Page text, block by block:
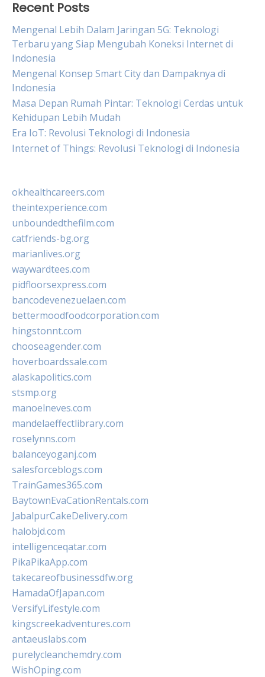
Recent Posts
Mengenal Lebih Dalam Jaringan 5G: Teknologi
Terbaru yang Siap Mengubah Koneksi Internet di
Indonesia
Mengenal Konsep Smart City dan Dampaknya di
Indonesia
Masa Depan Rumah Pintar: Teknologi Cerdas untuk
Kehidupan Lebih Mudah
Era IoT: Revolusi Teknologi di Indonesia
Internet of Things: Revolusi Teknologi di Indonesia
okhealthcareers.com
theintexperience.com
unboundedthefilm.com
catfriends-bg.org
marianlives.org
waywardtees.com
pidfloorsexpress.com
bancodevenezuelaen.com
bettermoodfoodcorporation.com
hingstonnt.com
chooseagender.com
hoverboardssale.com
alaskapolitics.com
stsmp.org
manoelneves.com
mandelaeffectlibrary.com
roselynns.com
balanceyoganj.com
salesforceblogs.com
TrainGames365.com
BaytownEvaCationRentals.com
JabalpurCakeDelivery.com
halobjd.com
intelligenceqatar.com
PikaPikaApp.com
takecareofbusinessdfw.org
HamadaOfJapan.com
VersifyLifestyle.com
kingscreekadventures.com
antaeuslabs.com
purelycleanchemdry.com
WishOping.com